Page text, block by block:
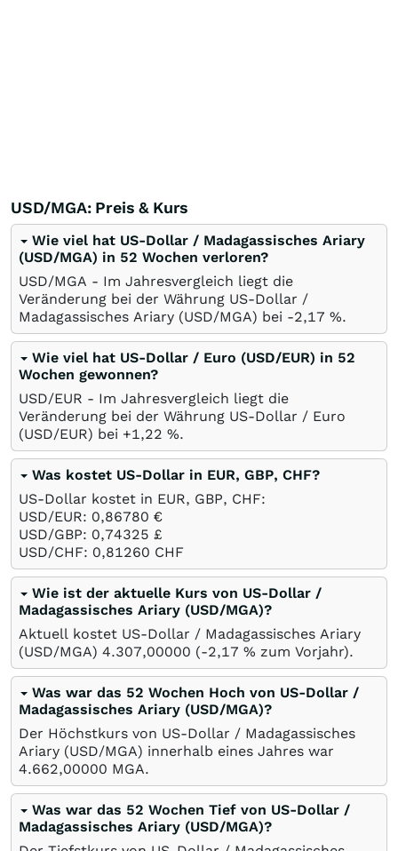
USD/MGA: Preis & Kurs
Wie viel hat US-Dollar / Madagassisches Ariary
(USD/MGA) in 52 Wochen verloren?
USD/MGA - Im Jahresvergleich liegt die
Veränderung bei der Währung US-Dollar /
Madagassisches Ariary (USD/MGA) bei -2,17 %.
Wie viel hat US-Dollar / Euro (USD/EUR) in 52
Wochen gewonnen?
USD/EUR - Im Jahresvergleich liegt die
Veränderung bei der Währung US-Dollar / Euro
(USD/EUR) bei +1,22 %.
Was kostet US-Dollar in EUR, GBP, CHF?
US-Dollar kostet in EUR, GBP, CHF:
USD/EUR: 0,86780 €
USD/GBP: 0,74325 £
USD/CHF: 0,81260 CHF
Wie ist der aktuelle Kurs von US-Dollar /
Madagassisches Ariary (USD/MGA)?
Aktuell kostet US-Dollar / Madagassisches Ariary
(USD/MGA) 4.307,00000 (-2,17 % zum Vorjahr).
Was war das 52 Wochen Hoch von US-Dollar /
Madagassisches Ariary (USD/MGA)?
Der Höchstkurs von US-Dollar / Madagassisches
Ariary (USD/MGA) innerhalb eines Jahres war
4.662,00000 MGA.
Was war das 52 Wochen Tief von US-Dollar /
Madagassisches Ariary (USD/MGA)?